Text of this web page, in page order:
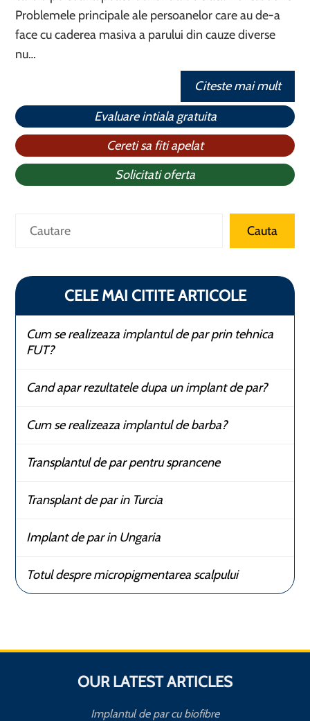
Problemele principale ale persoanelor care au de-a
face cu caderea masiva a parului din cauze diverse
nu…
Citeste mai mult
Evaluare intiala gratuita
Cereti sa fiti apelat
Solicitati oferta
Caută Cauta
CELE MAI CITITE ARTICOLE
Cum se realizeaza implantul de par prin tehnica
FUT?
Cand apar rezultatele dupa un implant de par?
Cum se realizeaza implantul de barba?
Transplantul de par pentru sprancene
Transplant de par in Turcia
Implant de par in Ungaria
Totul despre micropigmentarea scalpului
OUR LATEST ARTICLES
Implantul de par cu biofibre